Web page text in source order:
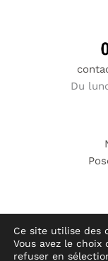
Du
©
Ce site utilise des
Vous avez le
refuser en